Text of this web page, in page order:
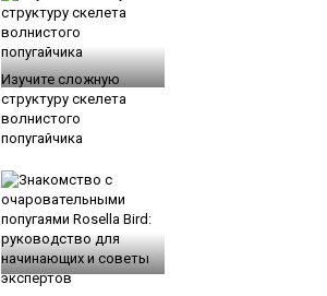
Изучите сложную
структуру скелета
волнистого
попугайчика